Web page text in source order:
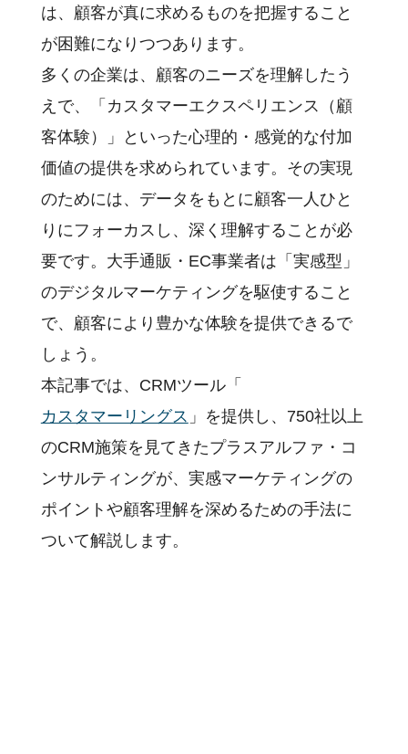
は、顧客が真に求めるものを把握すること
が困難になりつつあります。
多くの企業は、顧客のニーズを理解したう
えで、「カスタマーエクスペリエンス（顧
客体験）」といった心理的・感覚的な付加
価値の提供を求められています。その実現
のためには、データをもとに顧客一人ひと
りにフォーカスし、深く理解することが必
要です。大手通販・EC事業者は「実感型」
のデジタルマーケティングを駆使すること
で、顧客により豊かな体験を提供できるで
しょう。
本記事では、CRMツール「
カスタマーリングス 」を提供し、750社以上
のCRM施策を見てきたプラスアルファ・コ
ンサルティングが、実感マーケティングの
ポイントや顧客理解を深めるための手法に
ついて解説します。